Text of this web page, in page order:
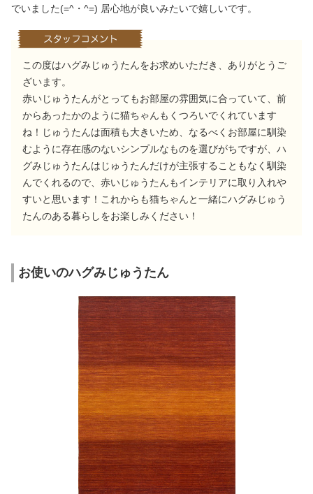
でいました(=^・^=) 居心地が良いみたいで嬉しいです。
この度はハグみじゅうたんをお求めいただき、ありがとうご
ざいます。
赤いじゅうたんがとってもお部屋の雰囲気に合っていて、前
からあったかのように猫ちゃんもくつろいでくれています
ね！じゅうたんは面積も大きいため、なるべくお部屋に馴染
むように存在感のないシンプルなものを選びがちですが、ハ
グみじゅうたんはじゅうたんだけが主張することもなく馴染
んでくれるので、赤いじゅうたんもインテリアに取り入れや
すいと思います！これからも猫ちゃんと一緒にハグみじゅう
たんのある暮らしをお楽しみください！
お使いのハグみじゅうたん